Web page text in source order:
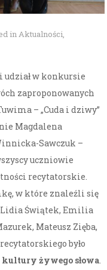
inAktualności,
udział w konkursie
zaproponowanych
– „Cuda i dziwy”
Magdalena
Sawczuk –
uczniowie
recytatorskie.
w które znaleźli się
Lidia Świątek, Emilia
Mateusz Zięba,
było
kultury żywego słowa